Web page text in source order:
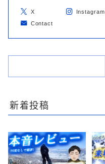
X Instagram
Contact
新着投稿